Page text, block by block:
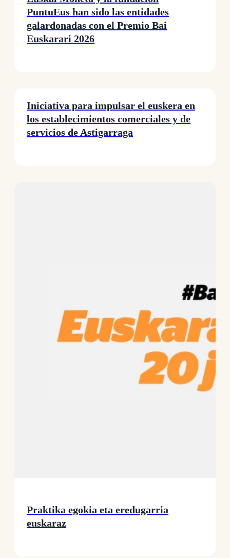
PuntuEus han sido las entidades
galardonadas con el Premio Bai
Euskarari 2026
Iniciativa para impulsar el euskera en
los establecimientos comerciales y de
servicios de Astigarraga
Praktika egokia eta eredugarria
euskaraz